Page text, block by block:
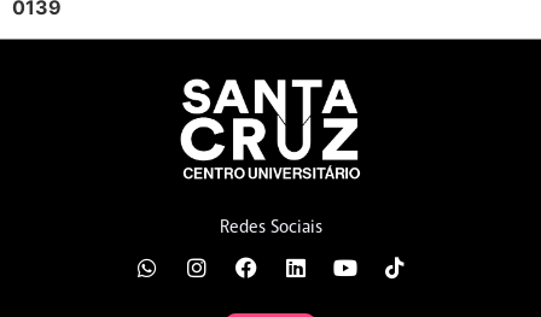
0139
Redes Sociais